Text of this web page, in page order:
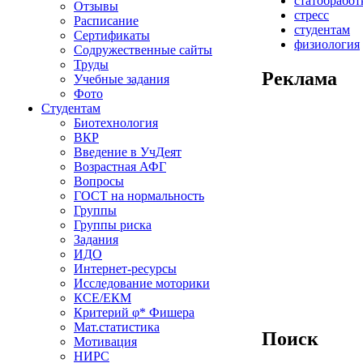
Отзывы
Расписание
Сертификаты
Содружественные сайты
Труды
Учебные задания
Фото
Студентам
Биотехнология
ВКР
Введение в УчДеят
Возрастная АФГ
Вопросы
ГОСТ на нормальность
Группы
Группы риска
Задания
ИДО
Интернет-ресурсы
Исследование моторики
КСЕ/ЕКМ
Критерий φ* Фишера
Мат.статистика
Мотивация
НИРС
стресс
студентам
физиология
Реклама
Поиск